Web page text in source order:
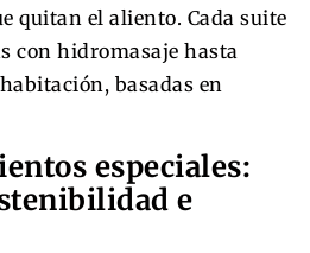
quitan el aliento. Cada suite
con hidromasaje hasta
basadas en
especiales:
e